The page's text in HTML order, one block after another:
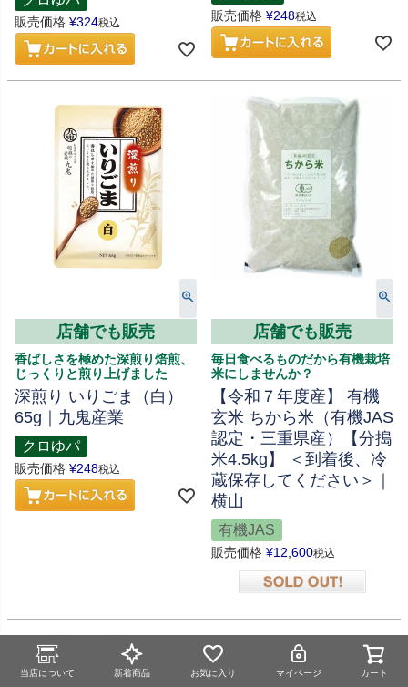
当店について 新着商品 お気に入り マイページ カート
販売価格 ¥324税込 販売価格 ¥248税込
店舗でも販売
香ばしさを極めた深煎り焙煎、
じっくりと煎り上げました
深煎り いりごま（白）
65g｜九鬼産業
クロゆパ
販売価格 ¥248税込
店舗でも販売
毎日食べるものだから有機栽培
米にしませんか？
【令和７年度産】 有機
玄米 ちから米（有機JAS
認定・三重県産）【分搗
米4.5kg】 ＜到着後、冷
蔵保存してください＞｜
横山
有機JAS
販売価格 ¥12,600税込